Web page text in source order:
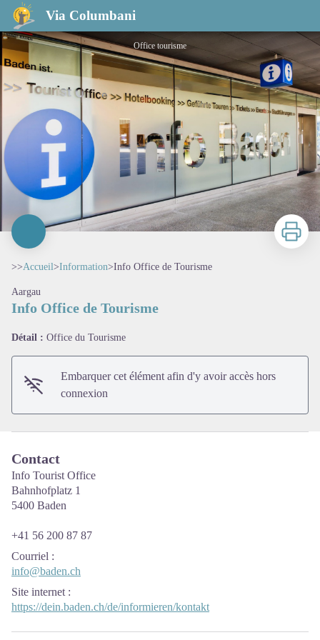
Via Columbani
Info Office de Tourisme
Office tourisme
Imprimer
>>Accueil>Information>Info Office de Tourisme
Aargau
Info Office de Tourisme
Détail : Office du Tourisme
Embarquer cet élément afin d'y avoir accès hors
connexion
Contact
Info Tourist Office
Bahnhofplatz 1
5400 Baden
+41 56 200 87 87
Courriel :
info@baden.ch
Site internet :
https://dein.baden.ch/de/informieren/kontakt